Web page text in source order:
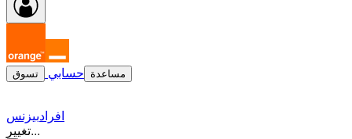
تسوق حسابي مساعدة
افرادبيزنس
تغيير...